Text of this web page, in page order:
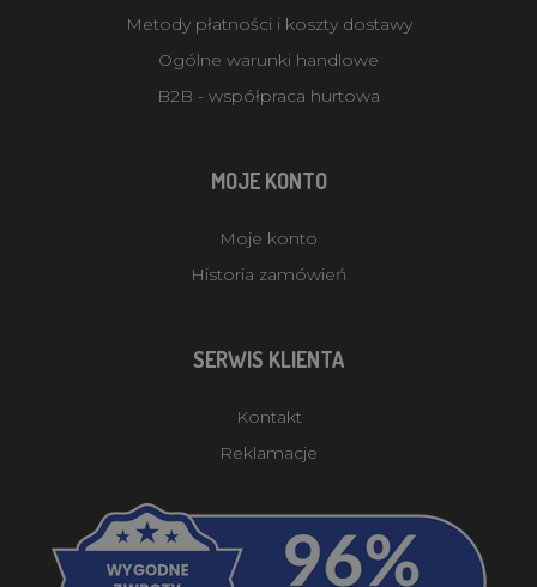
Metody płatności i koszty dostawy
Ogólne warunki handlowe
B2B - współpraca hurtowa
MOJE KONTO
Moje konto
Historia zamówień
SERWIS KLIENTA
Kontakt
Reklamacje